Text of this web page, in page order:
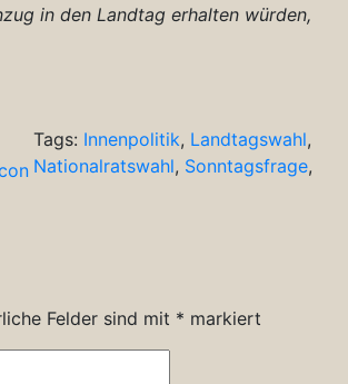
in den Landtag erhalten würden,
Tags: Innenpolitik, Landtagswahl,
Nationalratswahl, Sonntagsfrage,
Felder sind mit * markiert